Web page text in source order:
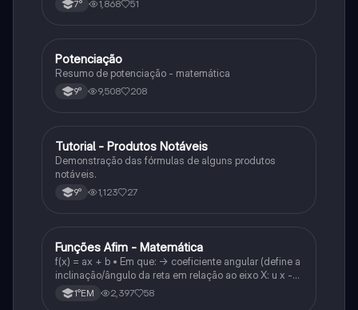
7° 1,868 51
Matematica
Potenciação
Resumo de potenciação - matemática
9° 9,508 208
Matematica
Tutorial - Produtos Notáveis
Demonstração das fórmulas de alguns produtos
notáveis.
9° 1,123 27
Matematica
Funções Afim - Matemática
f(x) = ax + b • Em que: -> coeficiente angular (define a
inclinação/ângulo da reta em relação ao eixo X: u x -
variável: a b → coeficiente linear (valor que corta o
eixo y).
1°EM 2,397 58